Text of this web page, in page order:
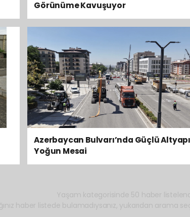
Görünüme Kavuşuyor
Azerbaycan Bulvarı’nda Güçlü
Yoğun Mesai
Yaşam kategorisinde 50 haber
haber listede bulamadıysanız, yukarıdan arama